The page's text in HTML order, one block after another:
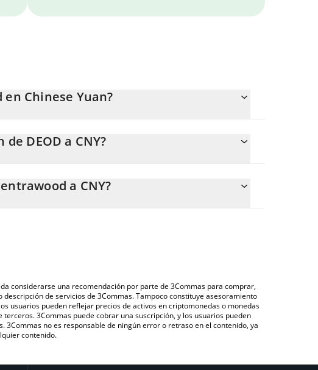
Chinese Yuan?
a 0.1533 CNY.
DEOD a CNY?
de Decentrawood en el campo correspondiente, y el
Yuan (CNY).
a CNY?
considerarse una recomendación por parte de 3Commas para comprar,
de servicios de 3Commas. Tampoco constituye asesoramiento
usuarios pueden reflejar precios de activos en criptomonedas o monedas
3Commas puede cobrar una suscripción, y los usuarios pueden
no es responsable de ningún error o retraso en el contenido, ya
contenido.